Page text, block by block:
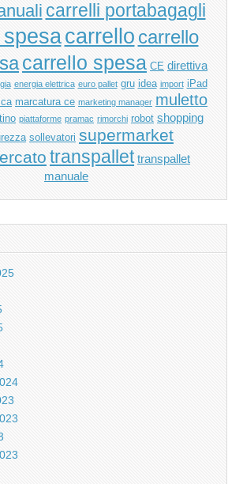
carrelli portabagagli
carrello carrello
carrello spesa CE direttiva
energia elettrica euro pallet gru idea import iPad
marcatura ce marketing manager muletto
piattaforme pramac rimorchi robot shopping
sollevatori supermarket
transpallet transpallet
manuale